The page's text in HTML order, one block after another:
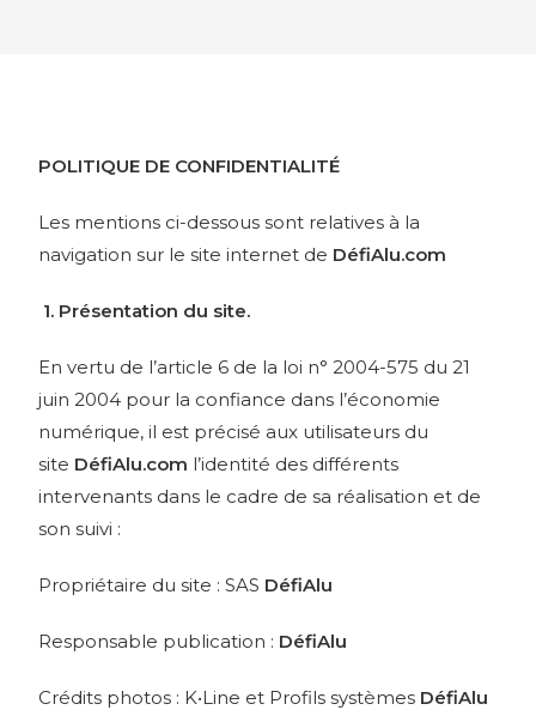
POLITIQUE DE CONFIDENTIALITÉ
Les mentions ci-dessous sont relatives à la
navigation sur le site internet de DéfiAlu.com
1. Présentation du site.
En vertu de l’article 6 de la loi n° 2004-575 du 21
juin 2004 pour la confiance dans l’économie
numérique, il est précisé aux utilisateurs du
site DéfiAlu.com l’identité des différents
intervenants dans le cadre de sa réalisation et de
son suivi :
Propriétaire du site : SAS DéfiAlu
Responsable publication : DéfiAlu
Crédits photos : K•Line et Profils systèmes DéfiAlu